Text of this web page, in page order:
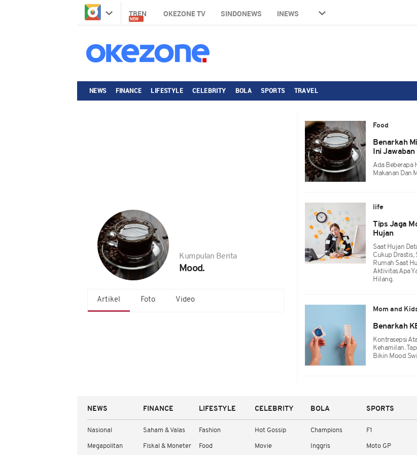
TREN
NEW
OKEZONE TV SINDONEWS INEWS
NEWS FINANCE LIFESTYLE CELEBRITY BOLA SPORTS TRAVEL
Kumpulan Berita
Mood.
Artikel Foto Video
Food
Benarkah
Ini
Ada Beberapa
Makanan Dan
life
Tips Jaga
Hujan
Saat Hujan
Cukup Drastis,
Rumah Saat
Aktivitas Apa
Hilang.
Mom and
Benarkah
Kontrasepsi
Kehamilan.
Bikin Mood
NEWS
Nasional
Megapolitan
FINANCE
Saham & Valas
Fiskal & Moneter
LIFESTYLE
Fashion
Food
CELEBRITY
Hot Gossip
Movie
BOLA
Champions
Inggris
SPORTS
F1
Moto GP